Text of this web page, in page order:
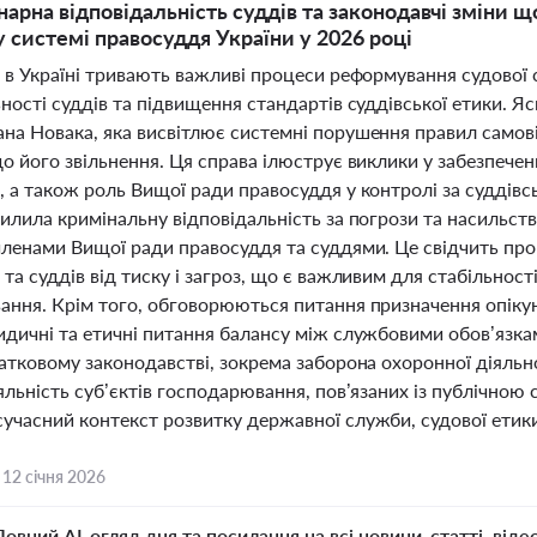
відповідальність суддів та законодавчі
правосуддя України у 2026 році
Україні тривають важливі процеси реформування
суддів та підвищення стандартів суддівської
Новака, яка висвітлює системні порушення правил
його звільнення. Ця справа ілюструє виклики у
а також роль Вищої ради правосуддя у контролі за
кримінальну відповідальність за погрози та
Вищої ради правосуддя та суддями. Це свідчить
суддів від тиску і загроз, що є важливим для
Крім того, обговорюються питання призначення
та етичні питання балансу між службовими
законодавстві, зокрема заборона охоронної
суб’єктів господарювання, пов’язаних із
контекст розвитку державної служби, судової
12 січня 2026